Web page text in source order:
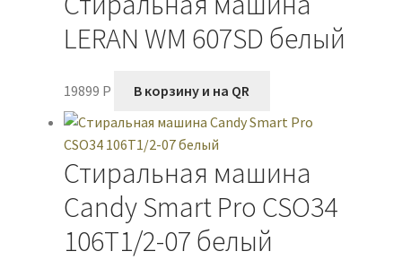
LERAN WM 607SD белый
19899 P В корзину и на QR
Стиральная машина
Candy Smart Pro CSO34
106T1/2-07 белый